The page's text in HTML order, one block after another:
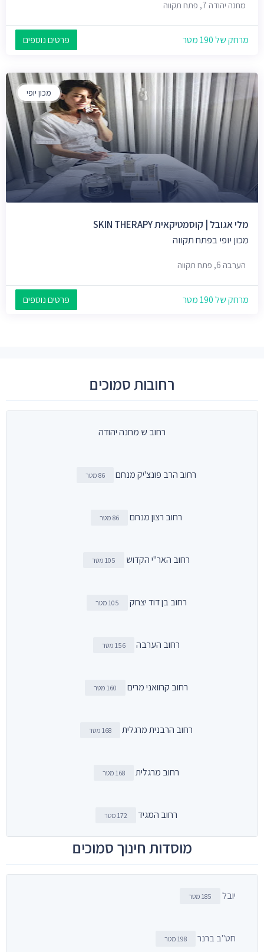
מחנה יהודה 7, פתח תקווה
מרחק של 190 מטר פרטים נוספים
מכון יופי
מלי אגובל | קוסמטיקאית SKIN THERAPY
מכון יופי בפתח תקווה
הערבה 6, פתח תקווה
מרחק של 190 מטר פרטים נוספים
רחובות סמוכים
רחוב ש מחנה יהודה
רחוב הרב פונצ'יק מנחם 86 מטר
רחוב רצון מנחם 86 מטר
רחוב האר"י הקדוש 105 מטר
רחוב בן דוד יצחק 105 מטר
רחוב הערבה 156 מטר
רחוב קרוואני מרים 160 מטר
רחוב הרבנית מרגלית 168 מטר
רחוב מרגלית 168 מטר
רחוב המגיד 172 מטר
מוסדות חינוך סמוכים
יובל 185 מטר
חט"ב ברנר 198 מטר